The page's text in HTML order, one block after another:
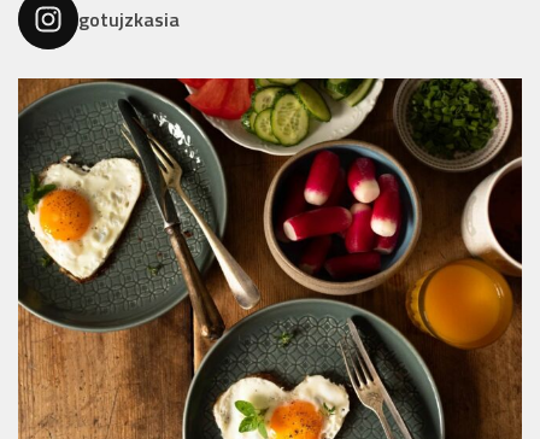
gotujzkasia